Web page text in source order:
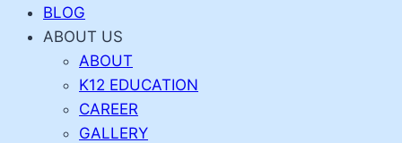
BLOG
ABOUT US
ABOUT
K12 EDUCATION
CAREER
GALLERY